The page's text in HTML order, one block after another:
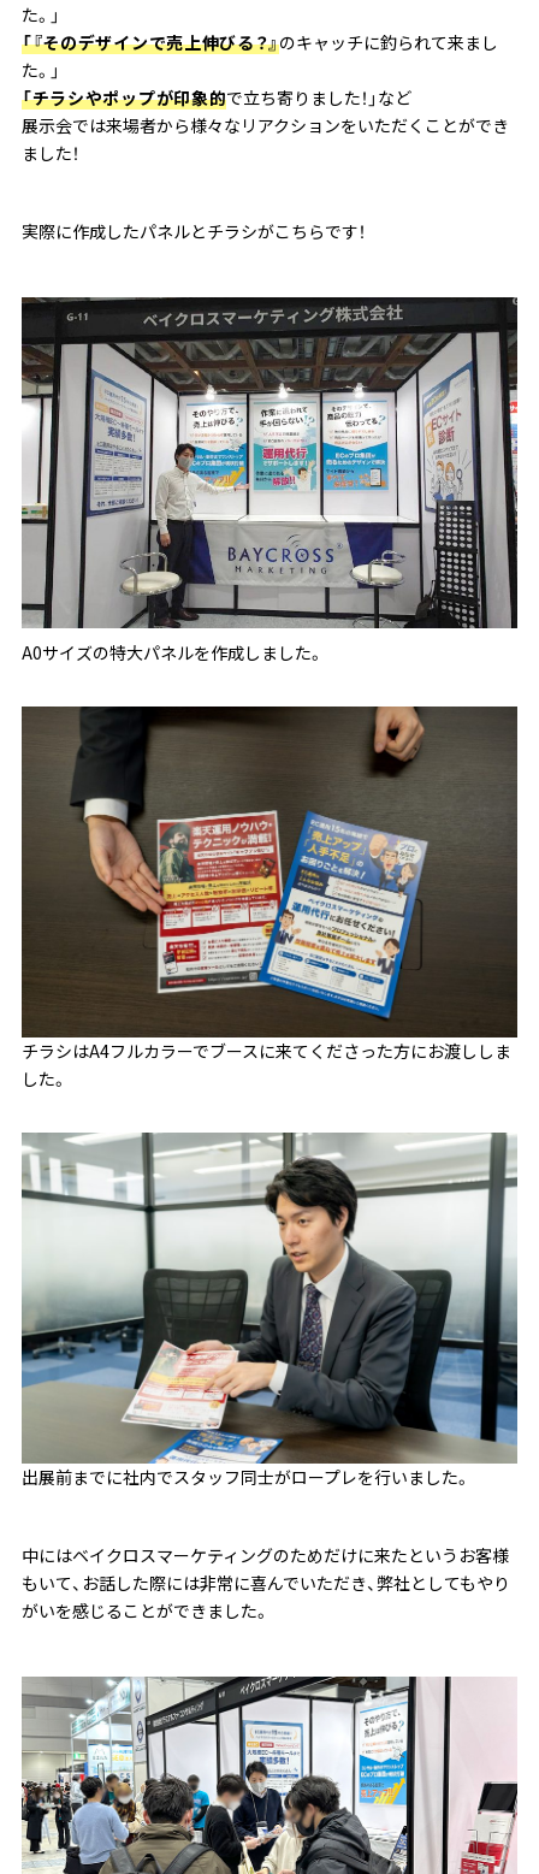
た。」
「『そのデザインで売上伸びる？』のキャッチに釣られて来まし
た。」
「チラシやポップが印象的で立ち寄りました！」など
展示会では来場者から様々なリアクションをいただくことができ
ました！
実際に作成したパネルとチラシがこちらです！
A0サイズの特大パネルを作成しました。
チラシはA4フルカラーでブースに来てくださった方にお渡ししま
した。
出展前までに社内でスタッフ同士がロープレを行いました。
中にはベイクロスマーケティングのためだけに来たというお客様
もいて、お話した際には非常に喜んでいただき、弊社としてもやり
がいを感じることができました。